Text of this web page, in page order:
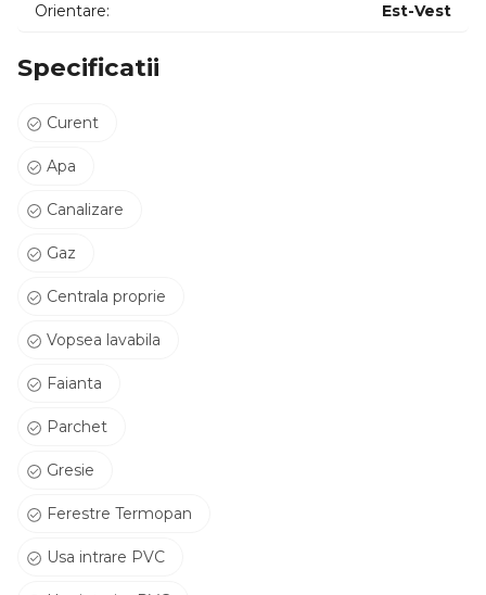
Orientare: Est-Vest
Specificatii
Curent
Apa
Canalizare
Gaz
Centrala proprie
Vopsea lavabila
Faianta
Parchet
Gresie
Ferestre Termopan
Usa intrare PVC